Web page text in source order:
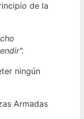
de la
ningún